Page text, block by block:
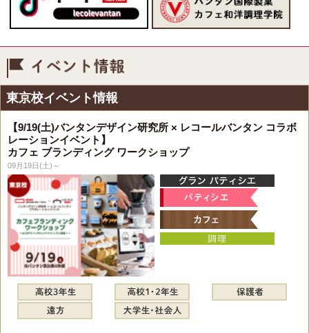
東京校イベント情報
【9/19(土)バンタンデザイン研究所 × レコールバンタン コラボ
レーションイベント】
カフェ ブランディング ワークショップ
09月19日(土)～